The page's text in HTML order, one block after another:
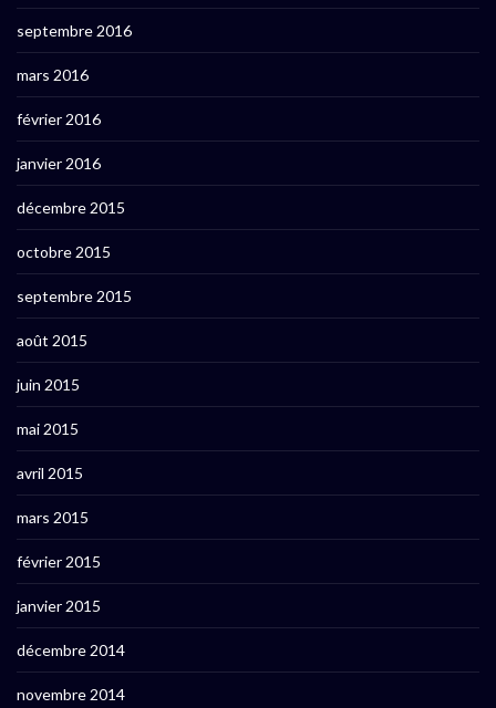
septembre 2016
mars 2016
février 2016
janvier 2016
décembre 2015
octobre 2015
septembre 2015
août 2015
juin 2015
mai 2015
avril 2015
mars 2015
février 2015
janvier 2015
décembre 2014
novembre 2014